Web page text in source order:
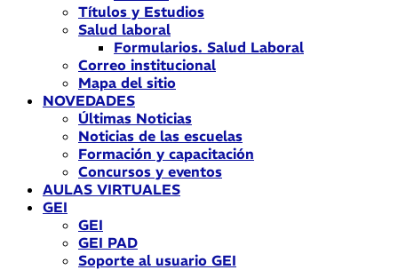
Títulos y Estudios
Salud laboral
Formularios. Salud Laboral
Correo institucional
Mapa del sitio
NOVEDADES
Últimas Noticias
Noticias de las escuelas
Formación y capacitación
Concursos y eventos
AULAS VIRTUALES
GEI
GEI
GEI PAD
Soporte al usuario GEI